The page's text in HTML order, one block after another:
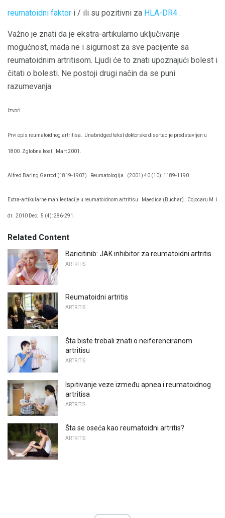
reumatoidni faktor i / ili su pozitivni za HLA-DR4 .
Važno je znati da je ekstra-artikularno uključivanje
mogućnost, mada ne i sigurnost za sve pacijente sa
reumatoidnim artritisom. Ljudi će to znati upoznajući bolest i
čitati o bolesti. Ne postoji drugi način da se puni
razumevanja.
Izvori
Prvi opis reumatoidnog artritisa. Unabridged tekst doktorske disertacije predstavljen u
1800. Zglobna kost. Mart 2001.
Alfred Baring Garrod (1819-1907). Reumatologija. (2001) 40 (10): 1189-1190.
Extra-artikularne manifestacije u reumatoidnom artritisu. Maedica (Buchar). Cojocaru M. i
dr. 2010 Dec; 5 (4): 286-291.
Related Content
Baricitinib: JAK inhibitor za reumatoidni artritis
ARTRITIS
Reumatoidni artritis
ARTRITIS
Šta biste trebali znati o neiferenciranom
artritisu
ARTRITIS
Ispitivanje veze između apnea i reumatoidnog
artritisa
ARTRITIS
Šta se oseća kao reumatoidni artritis?
ARTRITIS